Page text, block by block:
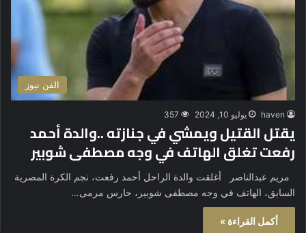
الفن نيوز
haven يوليو 10, 2024 357
يقتل القتيل ويمشي في جنازته ..والدة أحمد
رفعت تغلق الهاتف في وجه مصطفى شوبير
مريم عبدالناصر أغلقت والدة الراحل أحمد رفعت، نجم الكرة المصرية
السابق، الهاتف في وجه مصطفى شوبير، حارس مرمى…
أكمل القراءة »